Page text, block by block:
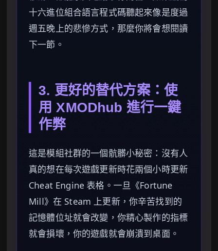
十六進位組合語言程式碼聽起來像是度過
週五晚上的悲慘方式，那麼你將會想閱讀
下一節。
3. 更好的替代方案：使
用 XMODhub 進行一鍵
作弊
這是模組社群的一個骯髒小秘密：沒有人
真的想在每次遊戲更新時花兩個小時更新
Cheat Engine 表格。一旦《Fortune
Mill》在 Steam 上更新，你辛苦找到的
記憶體位址就會改變，你精心製作的指標
就會損壞，你的遊戲就會崩潰到桌面。